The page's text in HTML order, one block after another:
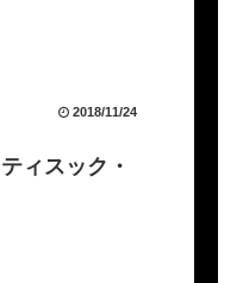
2018/11/24
ィスック・